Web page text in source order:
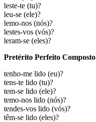
leste-te (tu)?
leu-se (ele)?
lemo-nos (nós)?
lestes-vos (vós)?
leram-se (eles)?
Pretérito Perfeito Composto
tenho-me lido (eu)?
tens-te lido (tu)?
tem-se lido (ele)?
temo-nos lido (nós)?
tendes-vos lido (vós)?
têm-se lido (eles)?